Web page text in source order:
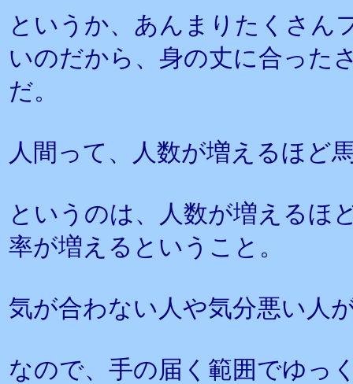
というか、あんまりたくさん
いのだから、身の丈に合った
だ。
人間って、人数が増えるほど
というのは、人数が増えるほ
率が増えるということ。
気が合わない人や気分悪い人
なので、手の届く範囲でゆっ